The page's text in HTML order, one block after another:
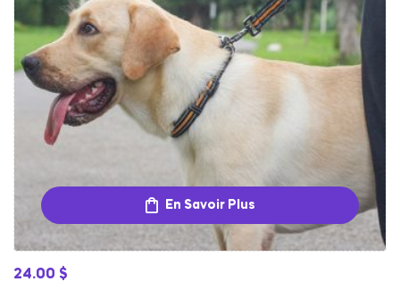
En Savoir Plus
24.00 $